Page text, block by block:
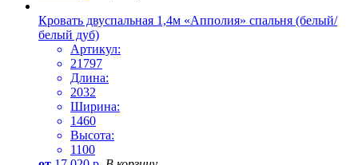
Кровать двуспальная 1,4м «Апполия» спальня (белый/
белый дуб)
Артикул:
21797
Длина:
2032
Ширина:
1460
Высота:
1100